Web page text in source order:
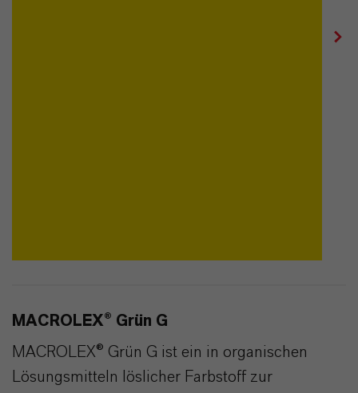
MACROLEX® Grün G
MACROLEX® Grün G ist ein in organischen
Lösungsmitteln löslicher Farbstoff zur